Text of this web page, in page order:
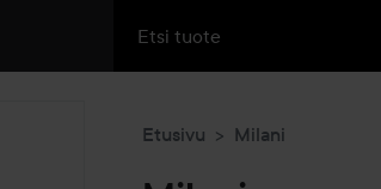
Etusivu Milani